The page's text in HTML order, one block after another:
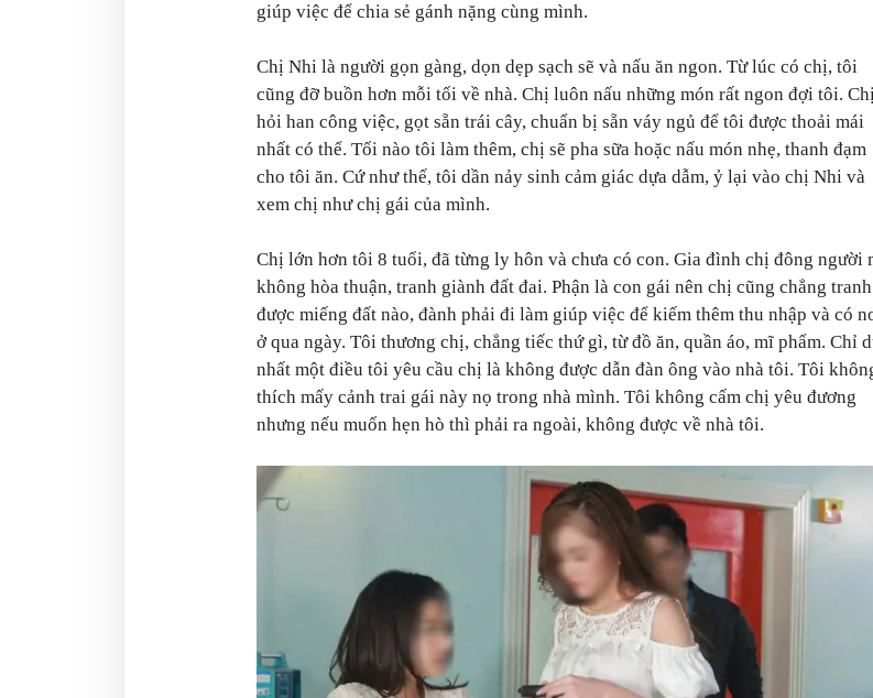
giúp việc để chia sẻ gánh nặng cùng mình.
Chị Nhi là người gọn gàng, dọn dẹp sạch sẽ và nấu ăn ngon. Từ lúc có chị, tôi
cũng đỡ buồn hơn mỗi tối về nhà. Chị luôn nấu những món rất ngon đợi tôi.
hỏi han công việc, gọt sẵn trái cây, chuẩn bị sẵn váy ngủ để tôi được thoải mái
nhất có thể. Tối nào tôi làm thêm, chị sẽ pha sữa hoặc nấu món nhẹ, thanh đạm
cho tôi ăn. Cứ như thế, tôi dần nảy sinh cảm giác dựa dẫm, ỷ lại vào chị Nhi và
xem chị như chị gái của mình.
Chị lớn hơn tôi 8 tuổi, đã từng ly hôn và chưa có con. Gia đình chị đông người
không hòa thuận, tranh giành đất đai. Phận là con gái nên chị cũng chẳng tranh
được miếng đất nào, đành phải đi làm giúp việc để kiếm thêm thu nhập và có
ở qua ngày. Tôi thương chị, chẳng tiếc thứ gì, từ đồ ăn, quần áo, mĩ phẩm. Chỉ
nhất một điều tôi yêu cầu chị là không được dẫn đàn ông vào nhà tôi. Tôi
thích mấy cảnh trai gái này nọ trong nhà mình. Tôi không cấm chị yêu đương
nhưng nếu muốn hẹn hò thì phải ra ngoài, không được về nhà tôi.